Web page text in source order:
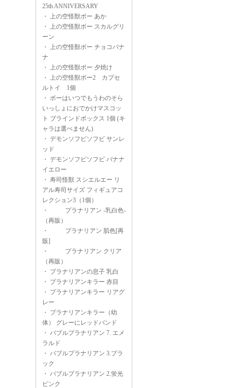
25th ANNIVERSARY
・ 上の空怪獣ボー あか
・ 上の空怪獣ボー スカルグリ
ーン
・ 上の空怪獣ボー チョコバナ
ナ
・ 上の空怪獣ボー 夕焼け
・ 上の空怪獣ボー2 カプセ
ルトイ 1個
・ ボーはいつでもうわのそら
いっしょにおでかけマスコッ
ト ブラインドボックス 1個 (キ
ャラは選べません)
・ デモンソフビソフビ サンレ
ッド
・ デモンソフビソフビ バナナ
イエロー
・ 寿司怪獣 スシエルエー リ
アル寿司サイズ フィギュアコ
レクション3（1個）
・
プラナリアン -乳白色-
（再販）
・
プラナリアン 肌色[再
販]
・
プラナリアン クリア
（再販）
・ プラナリアンの息子 乳白
・ プラナリアンキラー 赤目
・ プラナリアンキラー リアグ
レー
・ プラナリアンキラー（幼
体） グレーにレッドバンド
・ バブルプラナリアン 7. エメ
ラルド
・ バブルプラナリアン 3.ブラ
ック
・ バブルプラナリアン 2.蛍光
ピンク